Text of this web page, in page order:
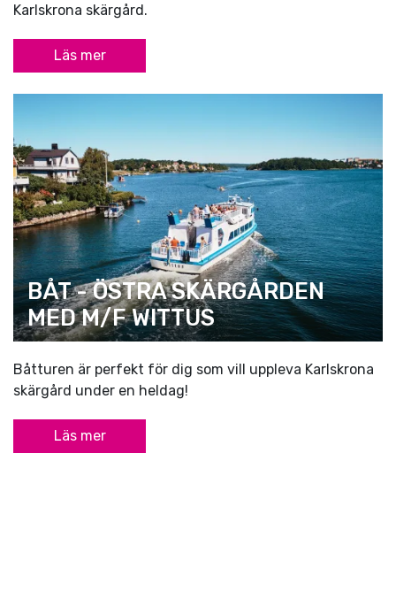
Karlskrona skärgård.
Läs mer
BÅT - ÖSTRA SKÄRGÅRDEN
MED M/F WITTUS
Båtturen är perfekt för dig som vill uppleva Karlskrona
skärgård under en heldag!
Läs mer